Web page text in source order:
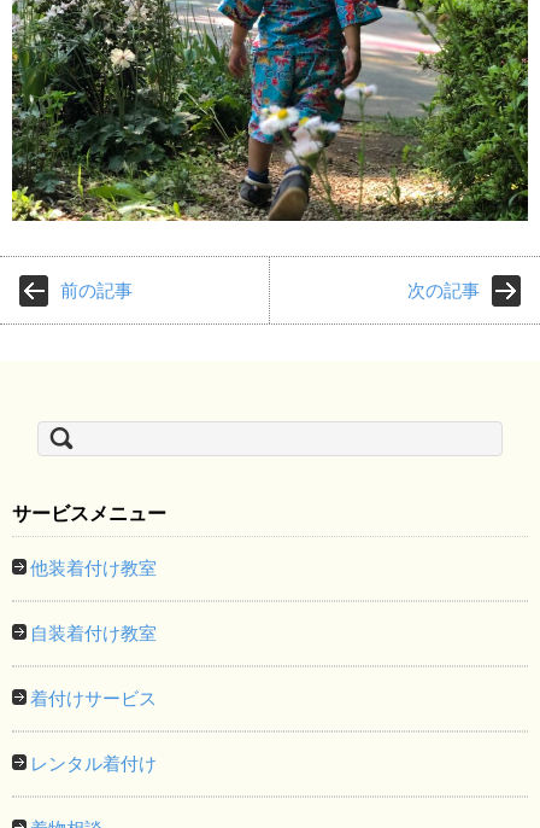
前の記事 次の記事
索:
サービスメニュー
他装着付け教室
自装着付け教室
着付けサービス
レンタル着付け